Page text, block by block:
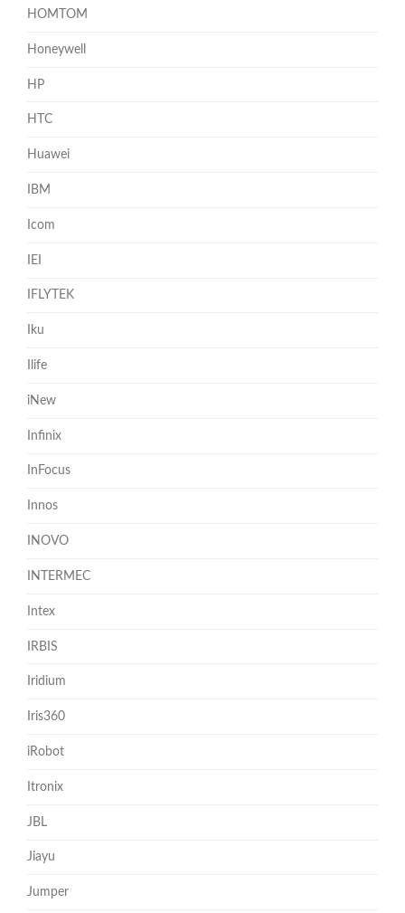
HOMTOM
Honeywell
HP
HTC
Huawei
IBM
Icom
IEI
IFLYTEK
Iku
Ilife
iNew
Infinix
InFocus
Innos
INOVO
INTERMEC
Intex
IRBIS
Iridium
Iris360
iRobot
Itronix
JBL
Jiayu
Jumper